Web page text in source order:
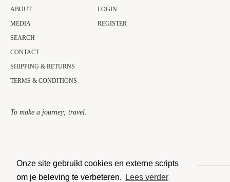
Onze site gebruikt cookies en externe scripts
om je beleving te verbeteren.
Lees verder
ABOUT
MEDIA
SEARCH
CONTACT
SHIPPING & RETURNS
TERMS & CONDITIONS
LOGIN
REGISTER
To make a journey; travel.​